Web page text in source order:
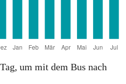
um mit dem Bus nach